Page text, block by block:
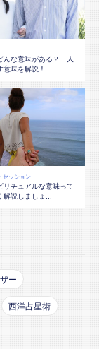
んな意味がある？ 人
味を解説！...
セッション
リチュアルな意味って
解説しましょ...
ー
西洋占星術